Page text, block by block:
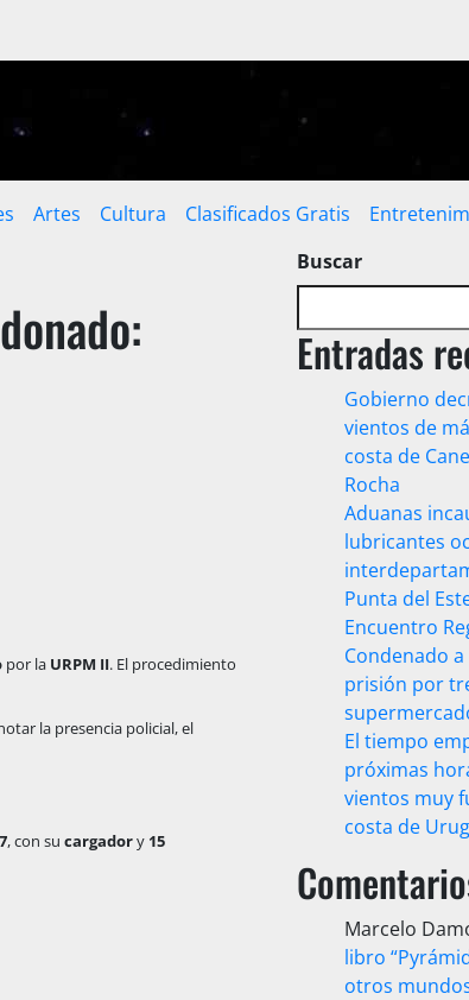
Artes Cultura Clasificados Gratis
por la URPM II. El procedimiento
la presencia policial, el
, con su cargadory 15
Buscar
Entradas
Gobierno
vientos de
costa de
Rocha
Aduanas
lubricantes
Punta del
Encuentro
Condenado
prisión por
El tiempo
próximas
vientos muy
costa de
Marcelo
libro
otros